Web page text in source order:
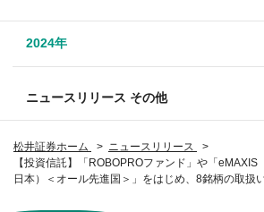
松井証券ホーム
ニュースリリース
【投資信託】「ROBOPROファンド」や「
日本）＜オール先進国＞」をはじめ、8銘柄の取扱
2024年
ニュースリリース その他